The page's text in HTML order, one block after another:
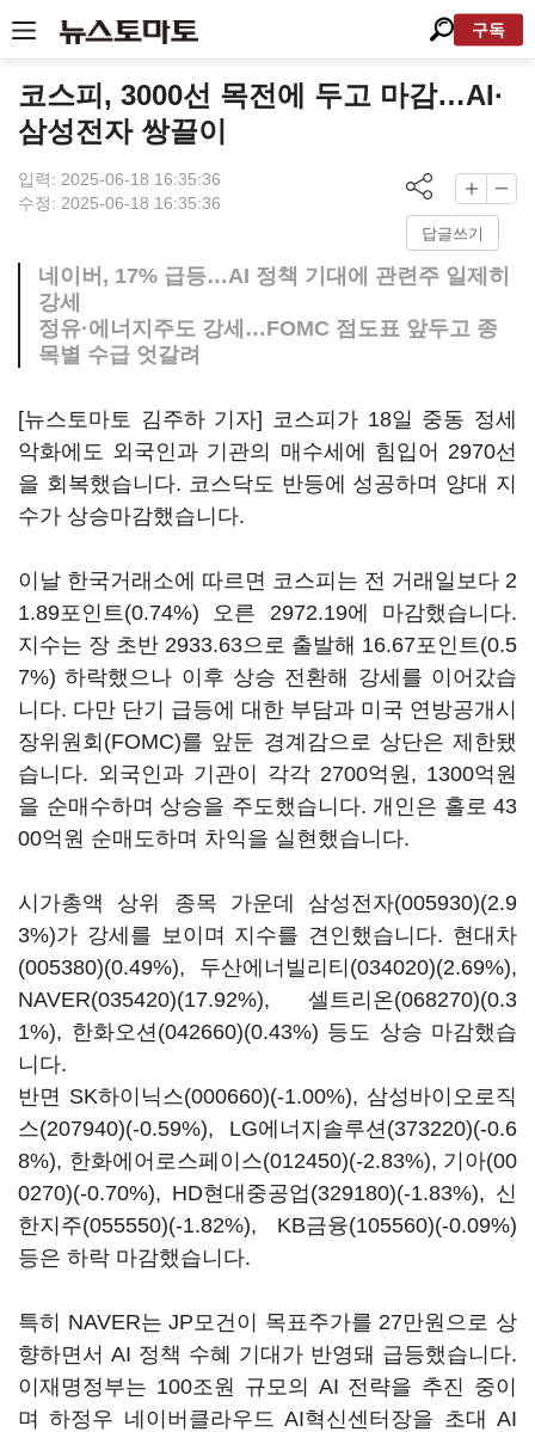
구독
코스피, 3000선 목전에 두고 마감…AI·
삼성전자 쌍끌이
입력: 2025-06-18 16:35:36
수정: 2025-06-18 16:35:36
답글쓰기
네이버, 17% 급등…AI 정책 기대에 관련주 일제히
강세
정유·에너지주도 강세…FOMC 점도표 앞두고 종
목별 수급 엇갈려
[뉴스토마토 김주하 기자] 코스피가 18일 중동 정세
악화에도 외국인과 기관의 매수세에 힘입어 2970선
을 회복했습니다. 코스닥도 반등에 성공하며 양대 지
수가 상승마감했습니다.
이날 한국거래소에 따르면 코스피는 전 거래일보다 2
1.89포인트(0.74%) 오른 2972.19에 마감했습니다.
지수는 장 초반 2933.63으로 출발해 16.67포인트(0.5
7%) 하락했으나 이후 상승 전환해 강세를 이어갔습
니다. 다만 단기 급등에 대한 부담과 미국 연방공개시
장위원회(FOMC)를 앞둔 경계감으로 상단은 제한됐
습니다. 외국인과 기관이 각각 2700억원, 1300억원
을 순매수하며 상승을 주도했습니다. 개인은 홀로 43
00억원 순매도하며 차익을 실현했습니다.
시가총액 상위 종목 가운데 삼성전자(005930)(2.9
3%)가 강세를 보이며 지수를 견인했습니다. 현대차
(005380)(0.49%), 두산에너빌리티(034020)(2.69%),
NAVER(035420)(17.92%), 셀트리온(068270)(0.3
1%), 한화오션(042660)(0.43%) 등도 상승 마감했습
니다.
반면 SK하이닉스(000660)(-1.00%), 삼성바이오로직
스(207940)(-0.59%), LG에너지솔루션(373220)(-0.6
8%), 한화에어로스페이스(012450)(-2.83%), 기아(00
0270)(-0.70%), HD현대중공업(329180)(-1.83%), 신
한지주(055550)(-1.82%), KB금융(105560)(-0.09%)
등은 하락 마감했습니다.
특히 NAVER는 JP모건이 목표주가를 27만원으로 상
향하면서 AI 정책 수혜 기대가 반영돼 급등했습니다.
이재명정부는 100조원 규모의 AI 전략을 추진 중이
며 하정우 네이버클라우드 AI혁신센터장을 초대 AI